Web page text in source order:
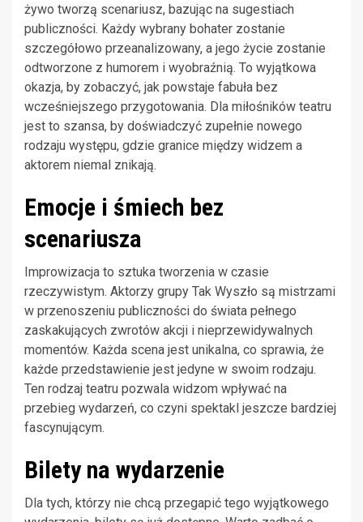
żywo tworzą scenariusz, bazując na sugestiach
publiczności. Każdy wybrany bohater zostanie
szczegółowo przeanalizowany, a jego życie zostanie
odtworzone z humorem i wyobraźnią. To wyjątkowa
okazja, by zobaczyć, jak powstaje fabuła bez
wcześniejszego przygotowania. Dla miłośników teatru
jest to szansa, by doświadczyć zupełnie nowego
rodzaju występu, gdzie granice między widzem a
aktorem niemal znikają.
Emocje i śmiech bez
scenariusza
Improwizacja to sztuka tworzenia w czasie
rzeczywistym. Aktorzy grupy Tak Wyszło są mistrzami
w przenoszeniu publiczności do świata pełnego
zaskakujących zwrotów akcji i nieprzewidywalnych
momentów. Każda scena jest unikalna, co sprawia, że
każde przedstawienie jest jedyne w swoim rodzaju.
Ten rodzaj teatru pozwala widzom wpływać na
przebieg wydarzeń, co czyni spektakl jeszcze bardziej
fascynującym.
Bilety na wydarzenie
Dla tych, którzy nie chcą przegapić tego wyjątkowego